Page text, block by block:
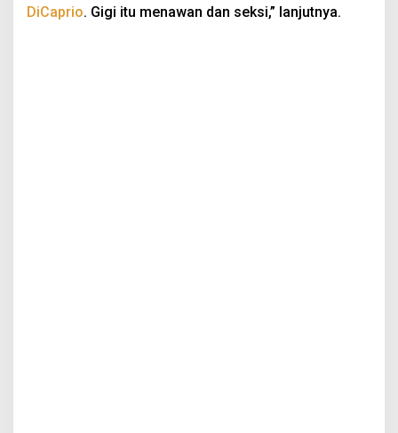
DiCaprio. Gigi itu menawan dan seksi,” lanjutnya.